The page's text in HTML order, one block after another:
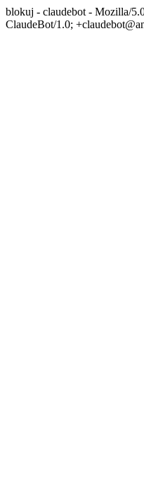
blokuj - claudebot - Mozilla/
ClaudeBot/1.0;